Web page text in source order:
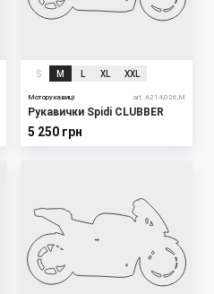
S M XL XXL
Моторукавиці art. A214,026,M
Рукавички Spidi CLUBBER
5 250 грн